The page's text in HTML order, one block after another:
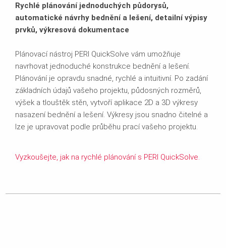
Ke stažení
Rychlé plánování jednoduchých půdorysů,
automatické návrhy bednění a lešení, detailní výpisy
prvků, výkresová dokumentace
Plánovací nástroj PERI QuickSolve vám umožňuje
navrhovat jednoduché konstrukce bednění a lešení.
Plánování je opravdu snadné, rychlé a intuitivní. Po zadání
základních údajů vašeho projektu, půdosných rozměrů,
výšek a tlouštěk stěn, vytvoří aplikace 2D a 3D výkresy
nasazení bednění a lešení. Výkresy jsou snadno čitelné a
lze je upravovat podle průběhu prací vašeho projektu.
Vyzkoušejte, jak na rychlé plánování s PERI QuickSolve.